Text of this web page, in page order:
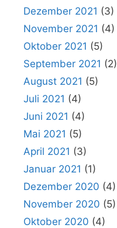
Dezember 2021 (3)
November 2021 (4)
Oktober 2021 (5)
September 2021 (2)
August 2021 (5)
Juli 2021 (4)
Juni 2021 (4)
Mai 2021 (5)
April 2021 (3)
Januar 2021 (1)
Dezember 2020 (4)
November 2020 (5)
Oktober 2020 (4)